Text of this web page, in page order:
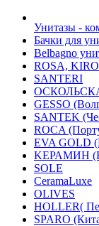
Унитазы -
Бачки для
Belbagno
ROSA,
SANTERI
GESSO
SANTEK
ROCA
EVA GOLD
KЕРАМИН
SOLE
CeramaLuxe
OLIVES
HOLLER(
SPARO